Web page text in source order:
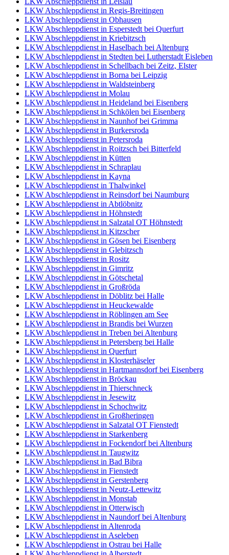
LKW Abschleppdienst in Regis-Breitingen
LKW Abschleppdienst in Obhausen
LKW Abschleppdienst in Esperstedt bei Querfurt
LKW Abschleppdienst in Kriebitzsch
LKW Abschleppdienst in Haselbach bei Altenburg
LKW Abschleppdienst in Stedten bei Lutherstadt Eisleben
LKW Abschleppdienst in Schellbach bei Zeitz, Elster
LKW Abschleppdienst in Borna bei Leipzig
LKW Abschleppdienst in Waldsteinberg
LKW Abschleppdienst in Molau
LKW Abschleppdienst in Heideland bei Eisenberg
LKW Abschleppdienst in Schkölen bei Eisenberg
LKW Abschleppdienst in Naunhof bei Grimma
LKW Abschleppdienst in Burkersroda
LKW Abschleppdienst in Petersroda
LKW Abschleppdienst in Roitzsch bei Bitterfeld
LKW Abschleppdienst in Kütten
LKW Abschleppdienst in Schraplau
LKW Abschleppdienst in Kayna
LKW Abschleppdienst in Thalwinkel
LKW Abschleppdienst in Reinsdorf bei Naumburg
LKW Abschleppdienst in Abtlöbnitz
LKW Abschleppdienst in Höhnstedt
LKW Abschleppdienst in Salzatal OT Höhnstedt
LKW Abschleppdienst in Kitzscher
LKW Abschleppdienst in Gösen bei Eisenberg
LKW Abschleppdienst in Glebitzsch
LKW Abschleppdienst in Rositz
LKW Abschleppdienst in Gimritz
LKW Abschleppdienst in Götschetal
LKW Abschleppdienst in Großröda
LKW Abschleppdienst in Döblitz bei Halle
LKW Abschleppdienst in Heuckewalde
LKW Abschleppdienst in Röblingen am See
LKW Abschleppdienst in Brandis bei Wurzen
LKW Abschleppdienst in Treben bei Altenburg
LKW Abschleppdienst in Petersberg bei Halle
LKW Abschleppdienst in Querfurt
LKW Abschleppdienst in Klosterhäseler
LKW Abschleppdienst in Hartmannsdorf bei Eisenberg
LKW Abschleppdienst in Bröckau
LKW Abschleppdienst in Thierschneck
LKW Abschleppdienst in Jesewitz
LKW Abschleppdienst in Schochwitz
LKW Abschleppdienst in Großheringen
LKW Abschleppdienst in Salzatal OT Fienstedt
LKW Abschleppdienst in Starkenberg
LKW Abschleppdienst in Fockendorf bei Altenburg
LKW Abschleppdienst in Taugwitz
LKW Abschleppdienst in Bad Bibra
LKW Abschleppdienst in Fienstedt
LKW Abschleppdienst in Gerstenberg
LKW Abschleppdienst in Neutz-Lettewitz
LKW Abschleppdienst in Monstab
LKW Abschleppdienst in Otterwisch
LKW Abschleppdienst in Naundorf bei Altenburg
LKW Abschleppdienst in Altenroda
LKW Abschleppdienst in Aseleben
LKW Abschleppdienst in Ostrau bei Halle